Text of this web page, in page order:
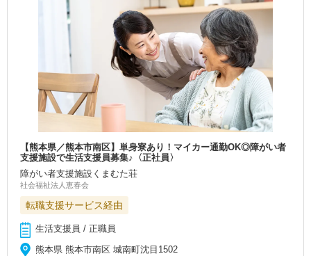
【熊本県／熊本市南区】単身寮あり！マイカー通勤OK◎障がい者
支援施設で生活支援員募集♪〈正社員〉
障がい者支援施設くまむた荘
社会福祉法人恵春会
転職支援サービス経由
生活支援員 / 正職員
熊本県 熊本市南区 城南町沈目1502